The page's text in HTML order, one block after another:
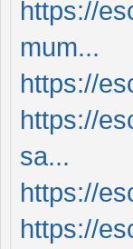
https://
mum...
https://
https://
sa...
https://
https://